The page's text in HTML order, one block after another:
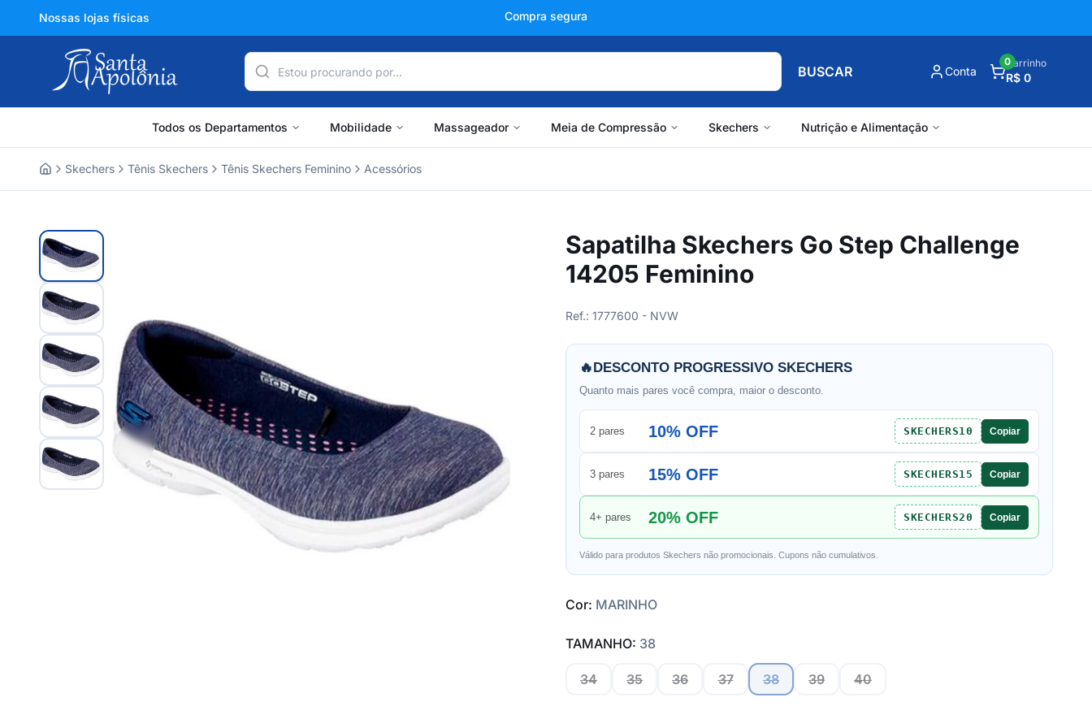
Nossas lojas físicas +150 mil avaliações
BUSCAR Conta
Carrinho
R$ 0
0
Todos os Departamentos Mobilidade Massageador Meia de Compressão Skechers Nutrição e Alimentação
Skechers Tênis Skechers Tênis Skechers Feminino Acessórios
Sapatilha Skechers Go Step Challenge
14205 Feminino
Ref.: 1777600 - NVW
🔥DESCONTO PROGRESSIVO SKECHERS
Quanto mais pares você compra, maior o desconto.
2 pares 10% OFF SKECHERS10 Copiar
3 pares 15% OFF SKECHERS15 Copiar
4+ pares 20% OFF SKECHERS20 Copiar
Válido para produtos Skechers não promocionais. Cupons não cumulativos.
Cor: MARINHO
TAMANHO: 38
34 35 36 37 38 39 40